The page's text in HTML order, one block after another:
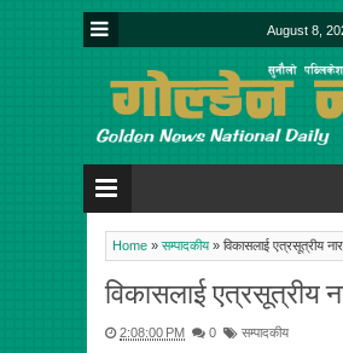
August 8,
Home » सम्पादकीय » विकासलाई एत्रसूत्रीय
विकासलाई एत्रसूत्रीय
2:08:00 PM 0 सम्पादकीय